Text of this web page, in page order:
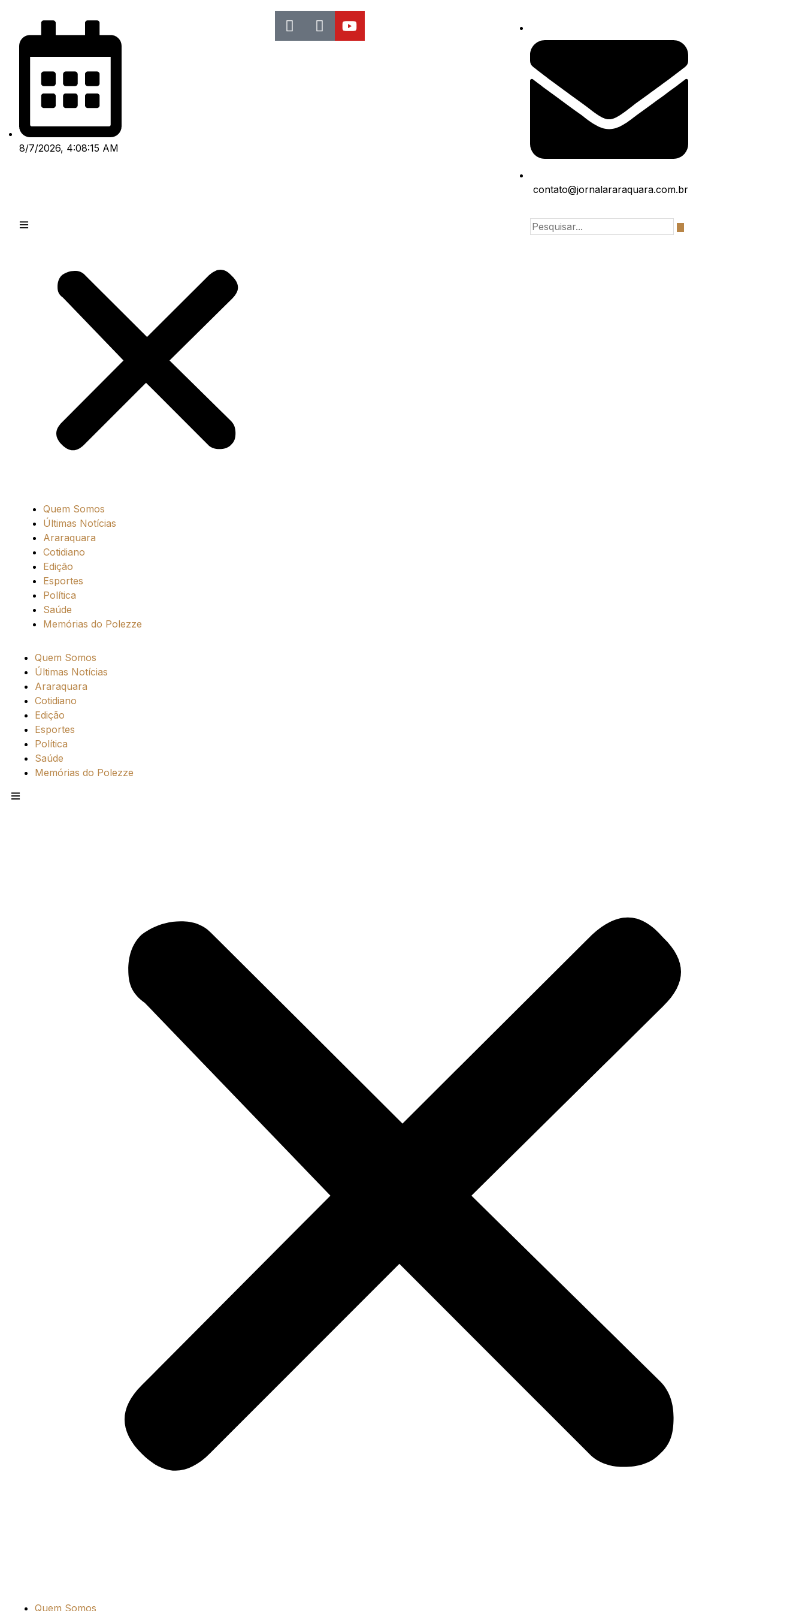
8/7/2026, 4:08:15 AM
contato@jornalararaquara.com.br
Quem Somos
Últimas Notícias
Araraquara
Cotidiano
Edição
Esportes
Política
Saúde
Memórias do Polezze
Quem Somos
Últimas Notícias
Araraquara
Cotidiano
Edição
Esportes
Política
Saúde
Memórias do Polezze
Quem Somos